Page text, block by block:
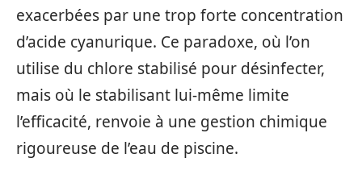
exacerbées par une trop forte concentration
d’acide cyanurique. Ce paradoxe, où l’on
utilise du chlore stabilisé pour désinfecter,
mais où le stabilisant lui-même limite
l’efficacité, renvoie à une gestion chimique
rigoureuse de l’eau de piscine.